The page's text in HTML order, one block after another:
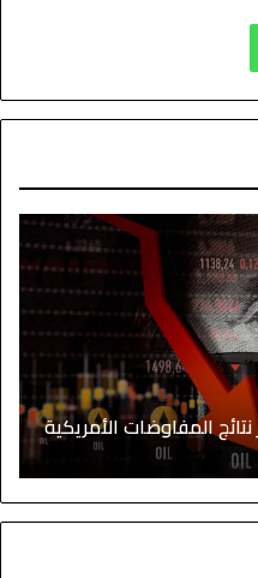
المفاوضات الأمريكية